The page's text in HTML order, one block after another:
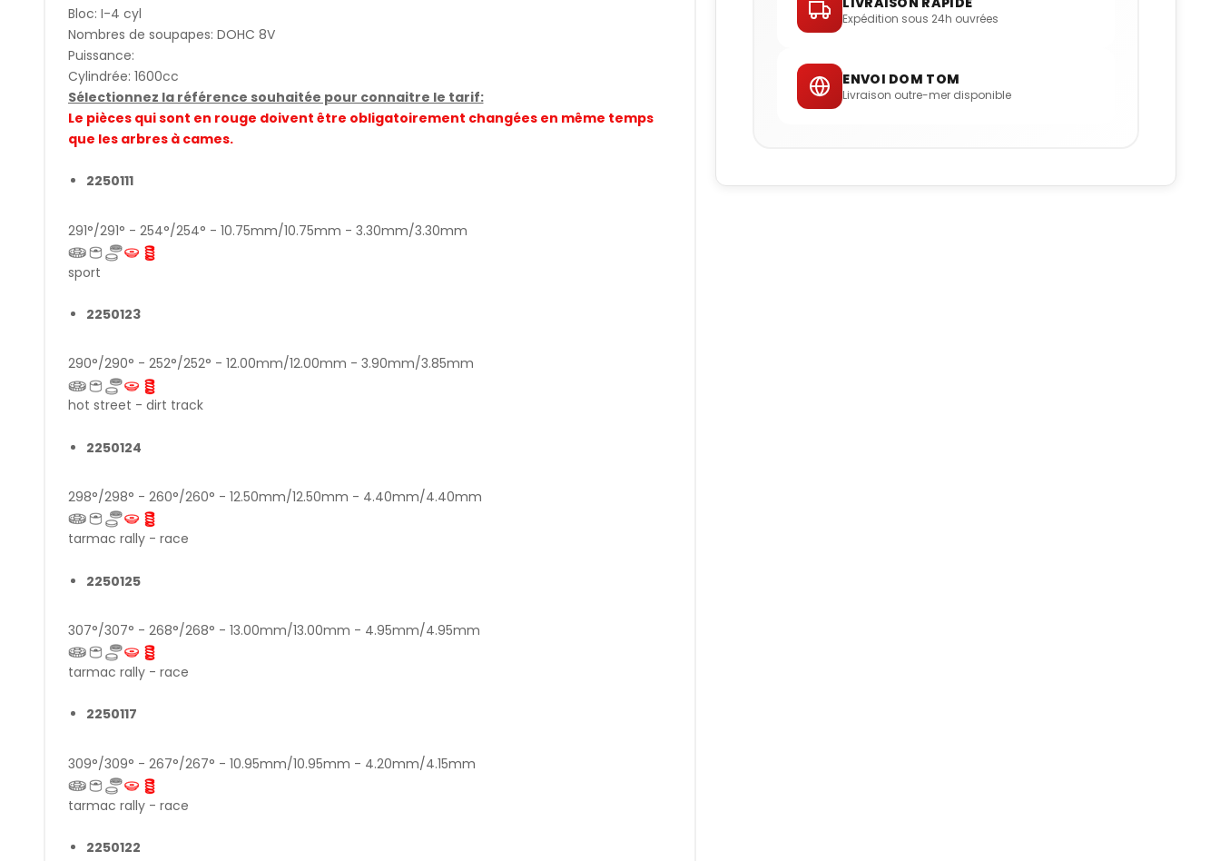
Bloc: I-4 cyl
Nombres de soupapes: DOHC 8V
Puissance:
Cylindrée: 1600cc
Sélectionnez la référence souhaitée pour connaitre le tarif:
Le pièces qui sont en rouge doivent être obligatoirement changées en même temps
que les arbres à cames.
2250111
291°/291° - 254°/254° - 10.75mm/10.75mm - 3.30mm/3.30mm
sport
2250123
290°/290° - 252°/252° - 12.00mm/12.00mm - 3.90mm/3.85mm
hot street - dirt track
2250124
298°/298° - 260°/260° - 12.50mm/12.50mm - 4.40mm/4.40mm
tarmac rally - race
2250125
307°/307° - 268°/268° - 13.00mm/13.00mm - 4.95mm/4.95mm
tarmac rally - race
2250117
309°/309° - 267°/267° - 10.95mm/10.95mm - 4.20mm/4.15mm
tarmac rally - race
2250122
Expédition sous 24h ouvrées
ENVOI DOM TOM
Livraison outre-mer disponible